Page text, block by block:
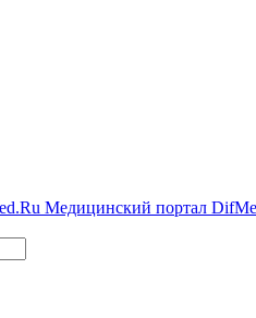
Медицинский портал